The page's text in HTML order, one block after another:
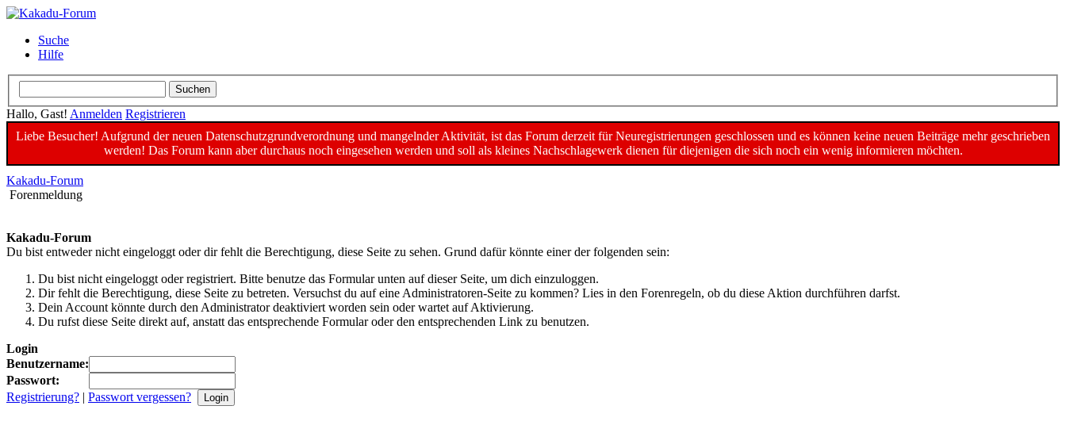
Suche
Hilfe
Hallo, Gast! Anmelden Registrieren
Liebe Besucher! Aufgrund der neuen Datenschutzgrundverordnung und mangelnder Aktivität, ist das Forum derzeit für Neuregistrierungen geschlossen und es können keine neuen Beiträge mehr geschrieben
werden! Das Forum kann aber durchaus noch eingesehen werden und soll als kleines Nachschlagewerk dienen für diejenigen die sich noch ein wenig informieren möchten.
Kakadu-Forum
Forenmeldung
Kakadu-Forum
Du bist entweder nicht eingeloggt oder dir fehlt die Berechtigung, diese Seite zu sehen. Grund dafür könnte einer der folgenden sein:
Du bist nicht eingeloggt oder registriert. Bitte benutze das Formular unten auf dieser Seite, um dich einzuloggen.
Dir fehlt die Berechtigung, diese Seite zu betreten. Versuchst du auf eine Administratoren-Seite zu kommen? Lies in den Forenregeln, ob du diese Aktion durchführen darfst.
Dein Account könnte durch den Administrator deaktiviert worden sein oder wartet auf Aktivierung.
Du rufst diese Seite direkt auf, anstatt das entsprechende Formular oder den entsprechenden Link zu benutzen.
Login
Benutzername:
Passwort:
Registrierung? | Passwort vergessen?